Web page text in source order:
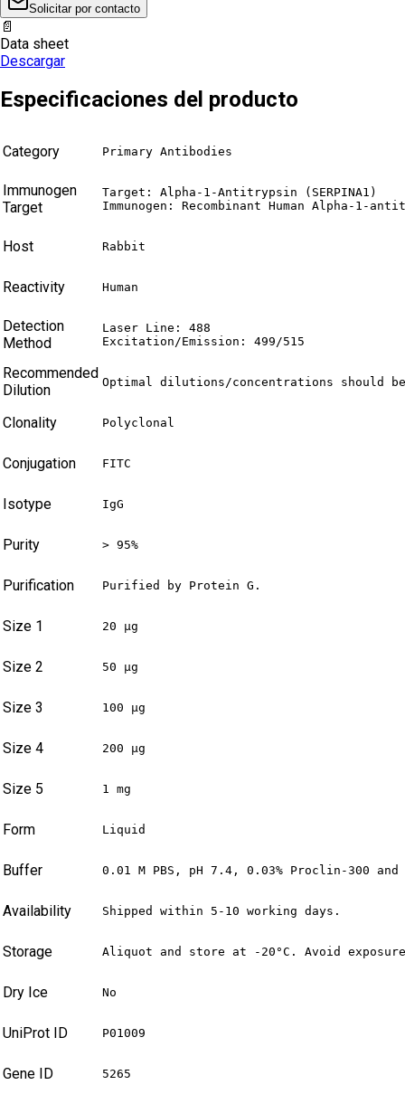
Solicitar por contacto
📄
Data sheet
Descargar
Especificaciones del producto
Category Primary Antibodies
Immunogen
Target
Target: Alpha-1-Antitrypsin (SERPINA1)
Immunogen: Recombinant Human Alpha-1-
Host Rabbit
Reactivity Human
Detection
Method
Laser Line: 488
Excitation/Emission: 499/515
Recommended
Dilution
Optimal dilutions/concentrations should
Clonality Polyclonal
Conjugation FITC
Isotype IgG
Purity > 95%
Purification Purified by Protein G.
Size 1 20 µg
Size 2 50 µg
Size 3 100 µg
Size 4 200 µg
Size 5 1 mg
Form Liquid
Buffer 0.01 M PBS, pH 7.4, 0.03% Proclin-300 and
Availability Shipped within 5-10 working days.
Storage Aliquot and store at -20°C. Avoid
Dry Ice No
UniProt ID P01009
Gene ID 5265